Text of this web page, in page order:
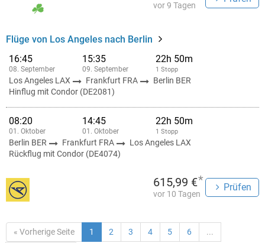
vor 9 Tagen
Flüge von Los Angeles nach Berlin
16:45
08. September
15:35
09. September
22h 50m
1 Stopp
Los Angeles LAX Frankfurt FRA
Berlin BER
Hinflug mit Condor (DE2081)
08:20
01. Oktober
14:45
01. Oktober
22h 50m
1 Stopp
Berlin BER Frankfurt FRA
Los Angeles LAX
Rückflug mit Condor (DE4074)
615,99 €*
vor 10 Tagen
Prüfen
« Vorherige Seite 1 2 3 4 5 6 ...